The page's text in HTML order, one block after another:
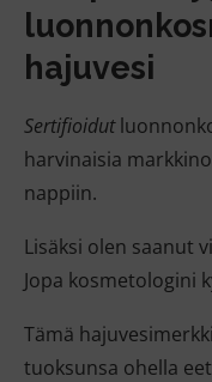
hajuvesi
Sertifioidut
harvinaisia
nappiin.
Lisäksi olen saanut
Jopa kosmetologini
Tämä
tuoksunsa ohella